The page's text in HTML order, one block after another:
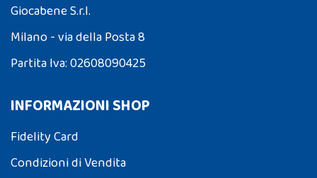
Giocabene S.r.l.
Milano - via della Posta 8
Partita Iva: 02608090425
INFORMAZIONI SHOP
Fidelity Card
Condizioni di Vendita